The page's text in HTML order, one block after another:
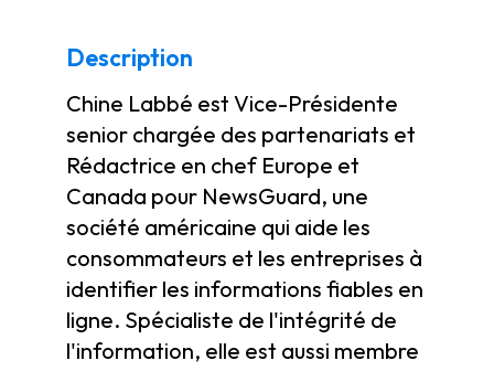
Description
Chine Labbé est Vice-Présidente
senior chargée des partenariats et
Rédactrice en chef Europe et
Canada pour NewsGuard, une
société américaine qui aide les
consommateurs et les entreprises à
identifier les informations fiables en
ligne. Spécialiste de l'intégrité de
l'information, elle est aussi membre